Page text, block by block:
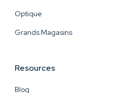
Optique
Grands Magasins
Resources
Blog